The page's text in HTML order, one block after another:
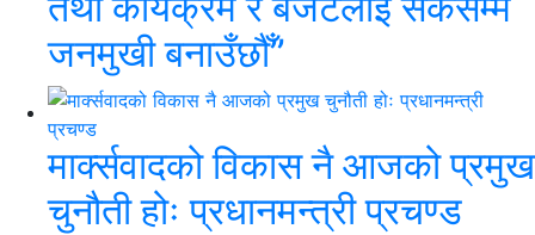
जनमुखी बनाउँछौँ’’
मार्क्सवादको विकास नै आजको प्रमुख
चुनौती होः प्रधानमन्त्री प्रचण्ड